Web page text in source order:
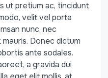
ut pretium ac, tincidunt
velit vel porta
nunc, nec
Donec dictum
ante sodales.
a gravida dui